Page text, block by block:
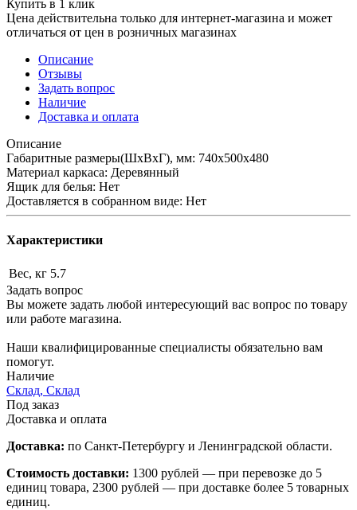
Купить в 1 клик
Цена действительна только для интернет-магазина и может
отличаться от цен в розничных магазинах
Описание
Отзывы
Задать вопрос
Наличие
Доставка и оплата
Описание
Габаритные размеры(ШхВхГ), мм: 740х500х480
Материал каркаса: Деревянный
Ящик для белья: Нет
Доставляется в собранном виде: Нет
Характеристики
Вес, кг 5.7
Задать вопрос
Вы можете задать любой интересующий вас вопрос по товару
или работе магазина.
Наши квалифицированные специалисты обязательно вам
помогут.
Наличие
Склад, Склад
Под заказ
Доставка и оплата
Доставка: по Санкт-Петербургу и Ленинградской области.
Стоимость доставки: 1300 рублей — при перевозке до 5
единиц товара, 2300 рублей — при доставке более 5 товарных
единиц.